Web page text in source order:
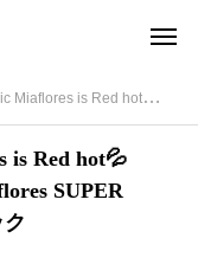
Miaflores SUPER PREMIER ROUND.3 プレイバック
is Red hot💦
SUPER